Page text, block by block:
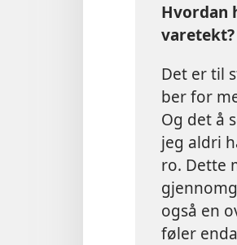
Hvordan
varetekt?
Det er til
ber for
Og det å
jeg aldri
ro. Dette
også en
føler